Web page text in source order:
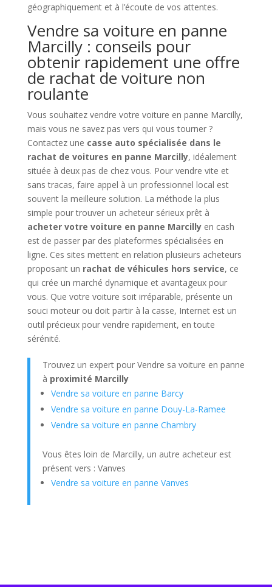
géographiquement et à l’écoute de vos attentes.
Vendre sa voiture en panne
Marcilly : conseils pour
obtenir rapidement une offre
de rachat de voiture non
roulante
Vous souhaitez vendre votre voiture en panne Marcilly,
mais vous ne savez pas vers qui vous tourner ?
Contactez une casse auto spécialisée dans le
rachat de voitures en panne Marcilly, idéalement
située à deux pas de chez vous. Pour vendre vite et
sans tracas, faire appel à un professionnel local est
souvent la meilleure solution. La méthode la plus
simple pour trouver un acheteur sérieux prêt à
acheter votre voiture en panne Marcillyen cash
est de passer par des plateformes spécialisées en
ligne. Ces sites mettent en relation plusieurs acheteurs
proposant un rachat de véhicules hors service, ce
qui crée un marché dynamique et avantageux pour
vous. Que votre voiture soit irréparable, présente un
souci moteur ou doit partir à la casse, Internet est un
outil précieux pour vendre rapidement, en toute
sérénité.
Trouvez un expert pour Vendre sa voiture en panne
à proximité Marcilly
Vendre sa voiture en panne Barcy
Vendre sa voiture en panne Douy-La-Ramee
Vendre sa voiture en panne Chambry
Vous êtes loin de Marcilly, un autre acheteur est
présent vers : Vanves
Vendre sa voiture en panne Vanves